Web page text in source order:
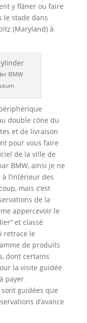
y flàner ou faire
le stade dans
(Maryland) à
BMW
double còne du
et de livraison
pour vous faire
de la ville de
BMW, ainsi je ne
l’intérieur des
mais c’est
de la
appercevoir le
et classé
retrace le
de produits
dont certains
la visite guidée
payer
guidées que
d’avance